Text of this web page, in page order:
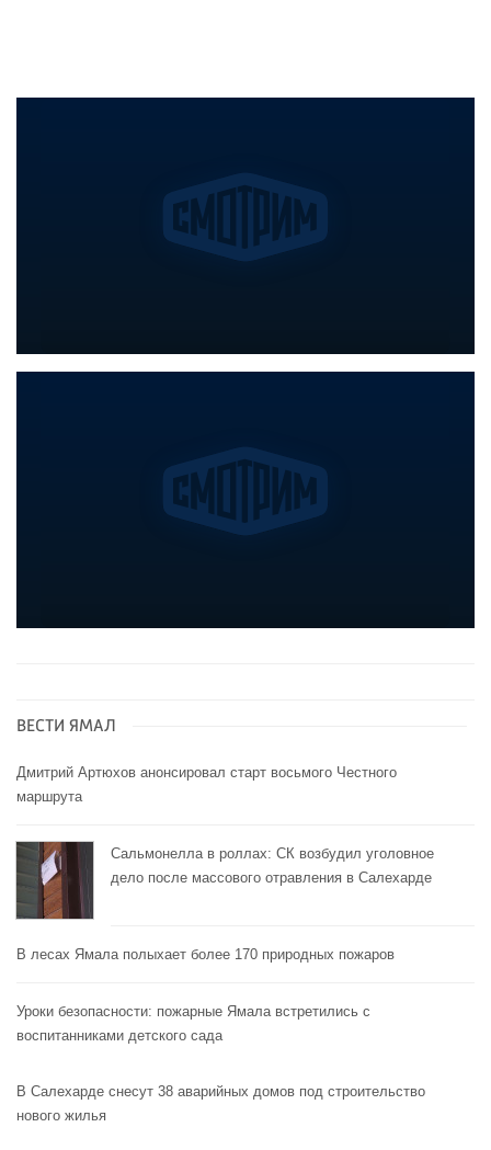
ВЕСТИ ЯМАЛ
Дмитрий Артюхов анонсировал старт восьмого Честного
маршрута
Сальмонелла в роллах: СК возбудил уголовное
дело после массового отравления в Салехарде
В лесах Ямала полыхает более 170 природных пожаров
Уроки безопасности: пожарные Ямала встретились с
воспитанниками детского сада
В Салехарде снесут 38 аварийных домов под строительство
нового жилья